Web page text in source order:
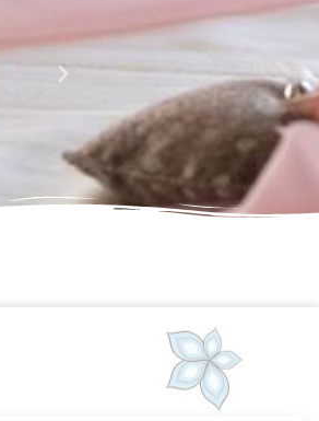
e l' armonia che è palese nei tuoi
Complimenti davvero!!!!
Giusy Rizzo
da Facebook